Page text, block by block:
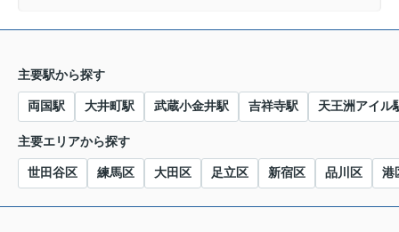
主要駅から探す
両国駅 大井町駅 武蔵小金井駅 吉祥寺駅 天王洲アイル
主要エリアから探す
世田谷区 練馬区 大田区 足立区 新宿区 品川区 港